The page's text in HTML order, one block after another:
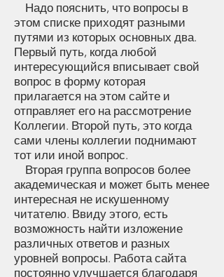
Надо пояснить, что вопросы в
этом списке приходят разными
путями из которых основных два.
Первый путь, когда любой
интересующийся вписывает свой
вопрос в форму которая
прилагается на этом сайте и
отправляет его на рассмотрение
Коллегии. Второй путь, это когда
сами члены коллегии поднимают
тот или иной вопрос.
Вторая группа вопросов более
академическая и может быть менее
интересная не искушенному
читателю. Ввиду этого, есть
возможность найти изложение
различных ответов и разных
уровней вопросы. Работа сайта
постоянно улучшается благодаря